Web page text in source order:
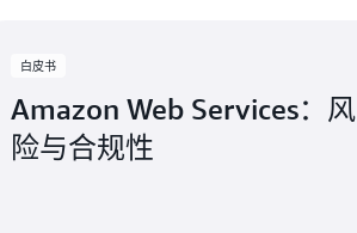
计师协会）RS FAIT 5– 财务报告声明：
原则”，截至 2015 年 11 月 4 日
白皮书
Amazon Web Services：风
险与合规性